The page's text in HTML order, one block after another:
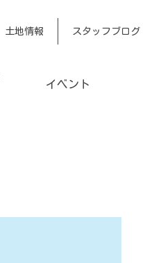
土地情報 スタッフブログ
イベント